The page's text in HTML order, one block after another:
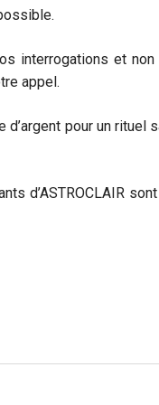
interrogations et
appel.
pour un rituel
d’ASTROCLAIR